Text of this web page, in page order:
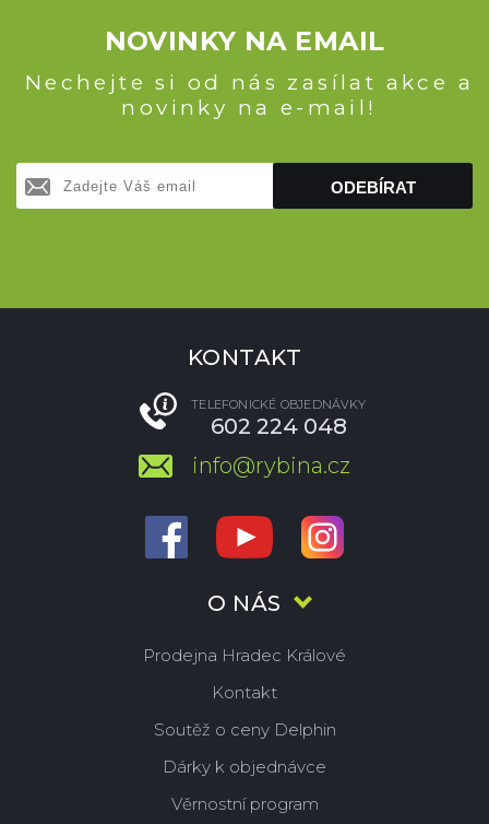
NOVINKY NA EMAIL
Nechejte si od nás zasílat akce a
novinky na e-mail!
ODEBÍRAT
O NÁS
Prodejna Hradec Králové
Kontakt
Soutěž o ceny Delphin
Dárky k objednávce
Věrnostní program
KONTAKT
TELEFONICKÉ OBJEDNÁVKY
602 224 048
info@rybina.cz